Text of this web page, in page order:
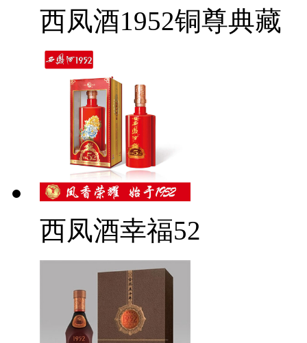
西凤酒1952铜尊典藏
西凤酒幸福52